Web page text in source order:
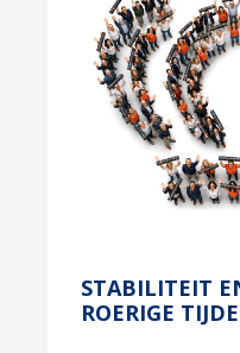
STABILITEIT
ROERIGE